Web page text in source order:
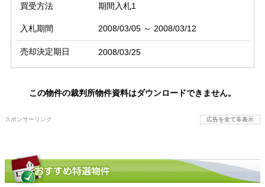
買受方法 期間入札1
入札期間 2008/03/05 ～ 2008/03/12
売却決定期日 2008/03/25
この物件の裁判所物件資料はダウンロードできません。
スポンサーリンク 広告を全て非表示